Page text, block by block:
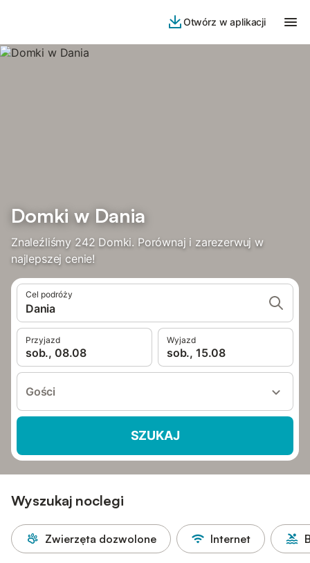
Otwórz w aplikacji
Domki w Dania
Znaleźliśmy 242 Domki. Porównaj i zarezerwuj w
najlepszej cenie!
Cel podróży
Dania
Przyjazd
sob., 08.08
Wyjazd
sob., 15.08
Gości
SZUKAJ
Wyszukaj noclegi
Zwierzęta dozwolone Internet